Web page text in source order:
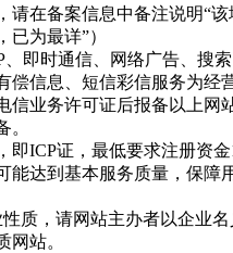
请在备案信息中备注说明“
已为最详”）
、即时通信、网络广告、搜
偿信息、短信彩信服务为经
信业务许可证后报备以上网
。
即ICP证，最低要求注册资金
能达到基本服务质量，保障
质，请网站主办者以企业
网站。